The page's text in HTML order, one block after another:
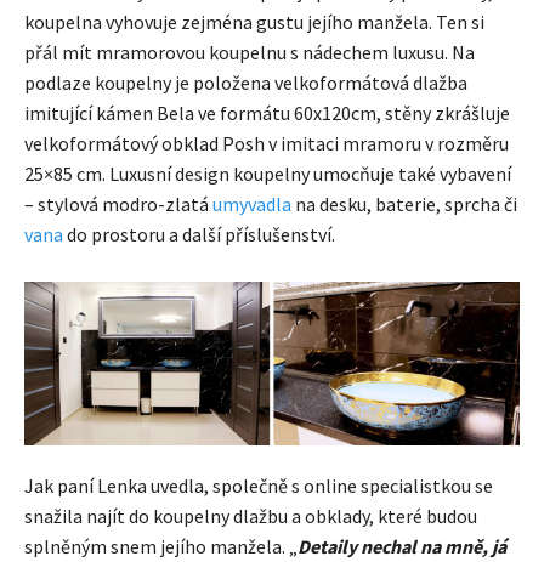
koupelna vyhovuje zejména gustu jejího manžela. Ten si
přál mít mramorovou koupelnu s nádechem luxusu. Na
podlaze koupelny je položena velkoformátová dlažba
imitující kámen Bela ve formátu 60x120cm, stěny zkrášluje
velkoformátový obklad Posh v imitaci mramoru v rozměru
25×85 cm. Luxusní design koupelny umocňuje také vybavení
– stylová modro-zlatá umyvadla na desku, baterie, sprcha či
vana do prostoru a další příslušenství.
Jak paní Lenka uvedla, společně s online specialistkou se
snažila najít do koupelny dlažbu a obklady, které budou
splněným snem jejího manžela. „ Detaily nechal na mně, já